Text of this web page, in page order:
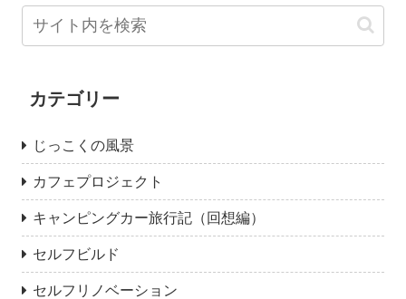
カテゴリー
じっこくの風景
カフェプロジェクト
キャンピングカー旅行記（回想編）
セルフビルド
セルフリノベーション